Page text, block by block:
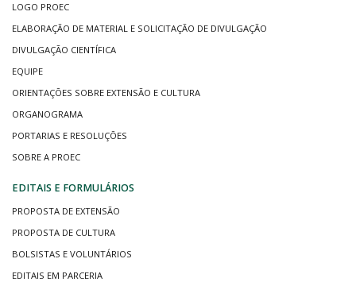
LOGO PROEC
ELABORAÇÃO DE MATERIAL E SOLICITAÇÃO DE DIVULGAÇÃO
DIVULGAÇÃO CIENTÍFICA
EQUIPE
ORIENTAÇÕES SOBRE EXTENSÃO E CULTURA
ORGANOGRAMA
PORTARIAS E RESOLUÇÕES
SOBRE A PROEC
EDITAIS E FORMULÁRIOS
PROPOSTA DE EXTENSÃO
PROPOSTA DE CULTURA
BOLSISTAS E VOLUNTÁRIOS
EDITAIS EM PARCERIA